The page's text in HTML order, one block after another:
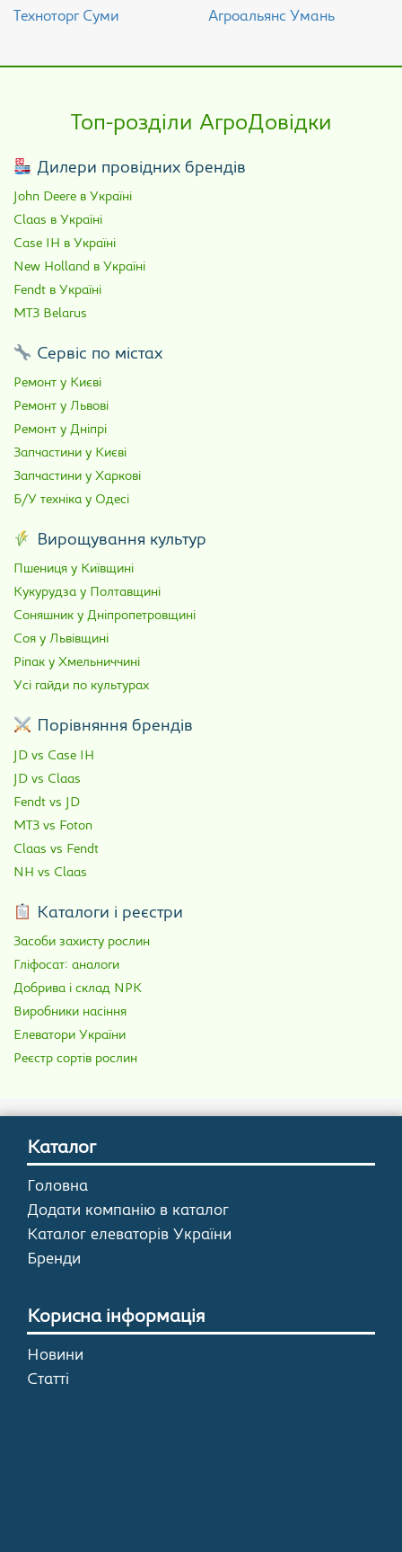
Техноторг Суми
Агроальянс Умань
Топ-розділи АгроДовідки
Дилери провідних брендів
John Deere в Україні
Claas в Україні
Case IH в Україні
New Holland в Україні
Fendt в Україні
МТЗ Belarus
Сервіс по містах
Ремонт у Києві
Ремонт у Львові
Ремонт у Дніпрі
Запчастини у Києві
Запчастини у Харкові
Б/У техніка у Одесі
Вирощування культур
Пшениця у Київщині
Кукурудза у Полтавщині
Соняшник у Дніпропетровщині
Соя у Львівщині
Ріпак у Хмельниччині
Усі гайди по культурах
Порівняння брендів
JD vs Case IH
JD vs Claas
Fendt vs JD
МТЗ vs Foton
Claas vs Fendt
NH vs Claas
Каталоги і реєстри
Засоби захисту рослин
Гліфосат: аналоги
Добрива і склад NPK
Виробники насіння
Елеватори України
Реєстр сортів рослин
Каталог
Головна
Додати компанію в каталог
Каталог елеваторів України
Бренди
Корисна інформація
Новини
Статті